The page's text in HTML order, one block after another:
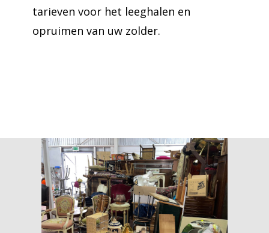
tarieven voor het leeghalen en
opruimen van uw zolder.